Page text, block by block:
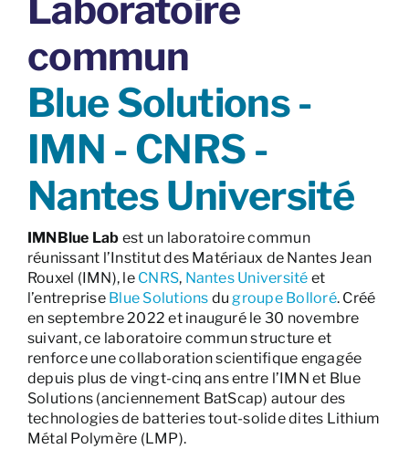
Laboratoire
commun
Blue Solutions -
IMN - CNRS -
Nantes Université
IMNBlue Lab est un laboratoire commun
réunissant l’Institut des Matériaux de Nantes Jean
Rouxel (IMN), le CNRS, Nantes Université et
l’entreprise Blue Solutions dugroupe Bolloré. Créé
en septembre 2022 et inauguré le 30 novembre
suivant, ce laboratoire commun structure et
renforce une collaboration scientifique engagée
depuis plus de vingt-cinq ans entre l’IMN et Blue
Solutions (anciennement BatScap) autour des
technologies de batteries tout-solide dites Lithium
Métal Polymère (LMP).